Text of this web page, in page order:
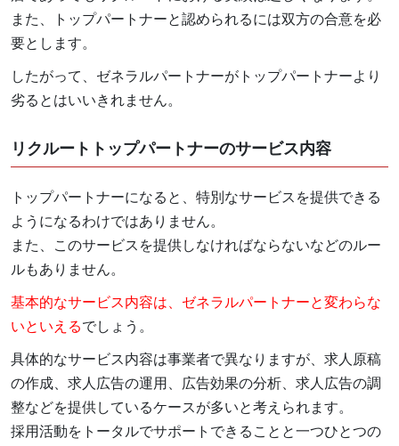
また、トップパートナーと認められるには双方の合意を必
要とします。
したがって、ゼネラルパートナーがトップパートナーより
劣るとはいいきれません。
リクルートトップパートナーのサービス内容
トップパートナーになると、特別なサービスを提供できる
ようになるわけではありません。
また、このサービスを提供しなければならないなどのルー
ルもありません。
基本的なサービス内容は、ゼネラルパートナーと変わらな
いといえるでしょう。
具体的なサービス内容は事業者で異なりますが、求人原稿
の作成、求人広告の運用、広告効果の分析、求人広告の調
整などを提供しているケースが多いと考えられます。
採用活動をトータルでサポートできることと一つひとつの